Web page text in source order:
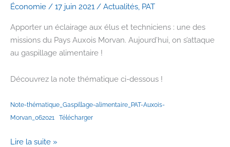
Économie / 17 juin 2021 / Actualités PAT
Apporter un éclairage aux élus et techniciens : une des
missions du Pays Auxois Morvan. Aujourd’hui, on s’attaque
au gaspillage alimentaire !
Découvrez la note thématique ci-dessous !
Note-thématique_Gaspillage-alimentaire_PAT-Auxois-
Morvan_062021
Télécharger
Une
Lire la suite »